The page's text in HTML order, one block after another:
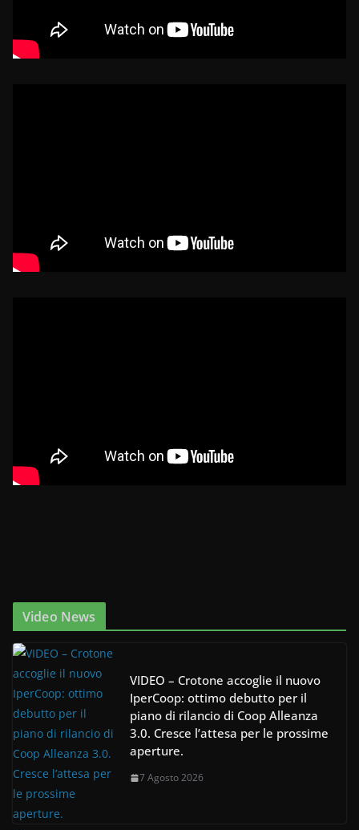
Video News
VIDEO – Crotone accoglie il nuovo
IperCoop: ottimo debutto per il
piano di rilancio di Coop Alleanza
3.0. Cresce l’attesa per le prossime
aperture.
7 Agosto 2026